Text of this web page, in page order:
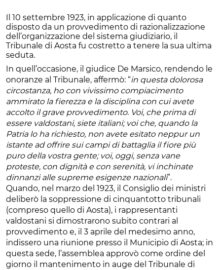
Il 10 settembre 1923, in applicazione di quanto
disposto da un provvedimento di razionalizzazione
dell’organizzazione del sistema giudiziario, il
Tribunale di Aosta fu costretto a tenere la sua ultima
seduta.
In quell’occasione, il giudice De Marsico, rendendo le
onoranze al Tribunale, affermò: “in questa dolorosa
circostanza, ho con vivissimo compiacimento
ammirato la fierezza e la disciplina con cui avete
accolto il grave provvedimento. Voi, che prima di
essere valdostani, siete italiani; voi che, quando la
Patria lo ha richiesto, non avete esitato neppur un
istante ad offrire sui campi di battaglia il fiore più
puro della vostra gente; voi, oggi, senza vane
proteste, con dignità e con serenità, vi inchinate
dinnanzi alle supreme esigenze nazionali”.
Quando, nel marzo del 1923, il Consiglio dei ministri
deliberò la soppressione di cinquantotto tribunali
(compreso quello di Aosta), i rappresentanti
valdostani si dimostrarono subito contrari al
provvedimento e, il 3 aprile del medesimo anno,
indissero una riunione presso il Municipio di Aosta; in
questa sede, l’assemblea approvò come ordine del
giorno il mantenimento in auge del Tribunale di